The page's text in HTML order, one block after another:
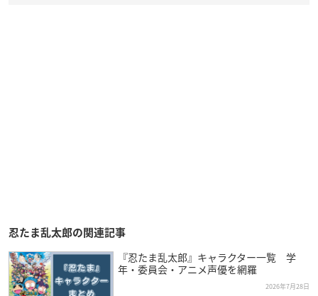
忍たま乱太郎の関連記事
『忍たま乱太郎』キャラクター一覧 学
年・委員会・アニメ声優を網羅
2026年7月28日